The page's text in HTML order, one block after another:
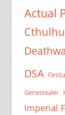
Actual
Cthulhu
DSA
Genestealer
Imperial